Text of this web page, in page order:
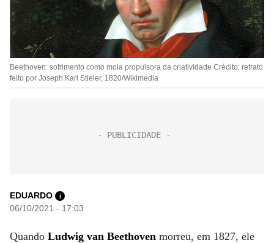
Beethoven: sofrimento como mola propulsora da criatividade Crédito: retrato
feito por Joseph Karl Stieler, 1820/Wikimedia
EDUARDO i
06/10/2021 - 17:03
Quando Ludwig van Beethoven morreu, em 1827, ele